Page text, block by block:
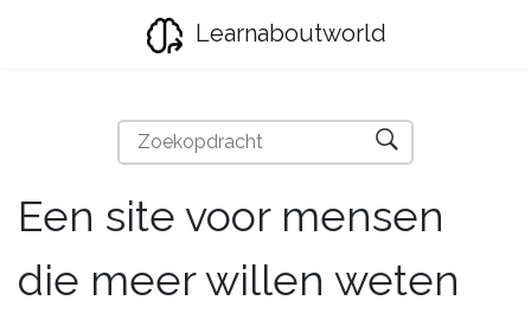
Learnaboutworld
Een site voor mensen
die meer willen weten